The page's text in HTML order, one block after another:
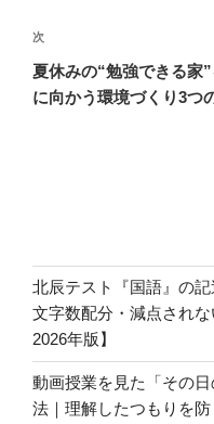
ゲ
ー
シ
次
の
投
次
夏休みの“勉強できる
に向かう環境づくり3つ
北辰テスト『国語』の
文字数配分・減点され
2026年版】
動画授業を見た「その
法｜理解したつもりを